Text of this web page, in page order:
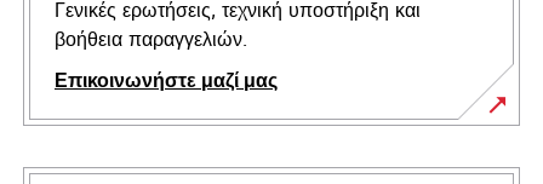
Γενικές ερωτήσεις, τεχνική υποστήριξη και
βοήθεια παραγγελιών.
Επικοινωνήστε μαζί μας